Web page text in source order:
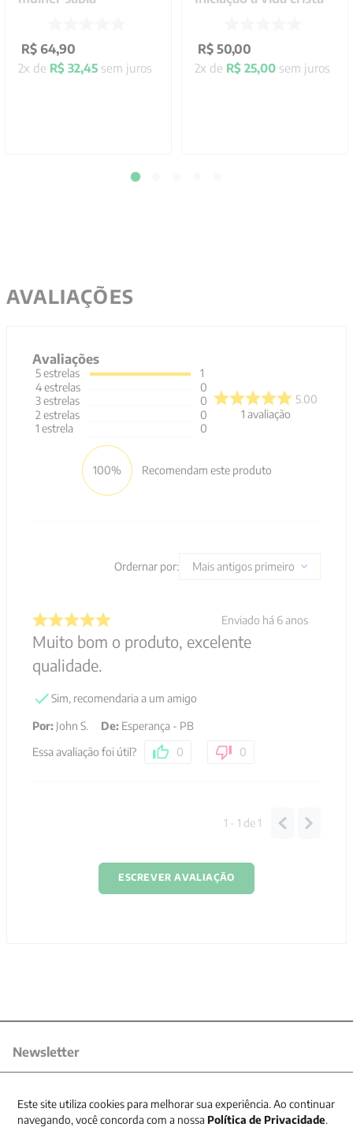
R$ 64,90
2x de R$ 32,45 sem juros
R$ 50,00
2x de R$ 25,00 sem juros
AVALIAÇÕES
Avaliações
5estrelas
4estrelas
3estrelas
2 estrelas
1 estrela
1
0
0
0
0
5.00
1 avaliação
100% Recomendam este produto
Ordernar por: Mais antigos primeiro
Enviado há 6 anos
Muito bom o produto, excelente
qualidade.
Sim, recomendaria a um amigo
Por: John S. De: Esperança - PB
Essa avaliação foi útil?
0 0
1 - 1 de1
ESCREVER AVALIAÇÃO
Newsletter
Este site utiliza cookies para melhorar sua experiência. Ao continuar
navegando, você concorda com a nossa Política de Privacidade.